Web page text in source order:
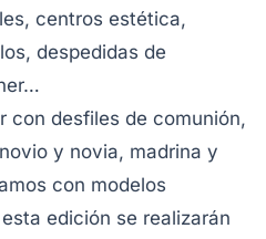
centros estética,
despedidas de
con desfiles de comunión,
y novia, madrina y
con modelos
edición se realizarán